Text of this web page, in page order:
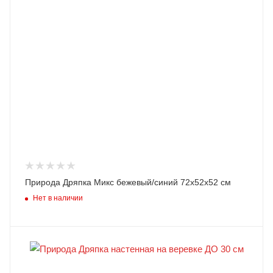
Природа Дряпка Микс бежевый/синий 72х52х52 см
Нет в наличии